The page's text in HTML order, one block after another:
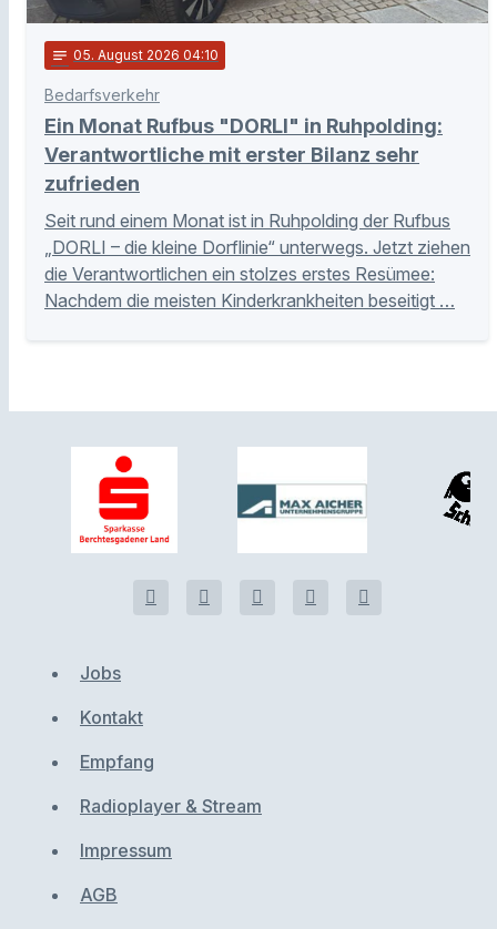
notes 05. August 2026 04:10
Bedarfsverkehr
Ein Monat Rufbus "DORLI" in Ruhpolding:
Verantwortliche mit erster Bilanz sehr
zufrieden
Seit rund einem Monat ist in Ruhpolding der Rufbus
„DORLI – die kleine Dorflinie“ unterwegs. Jetzt ziehen
die Verantwortlichen ein stolzes erstes Resümee:
Nachdem die meisten Kinderkrankheiten beseitigt …
Jobs
Kontakt
Empfang
Radioplayer & Stream
Impressum
AGB